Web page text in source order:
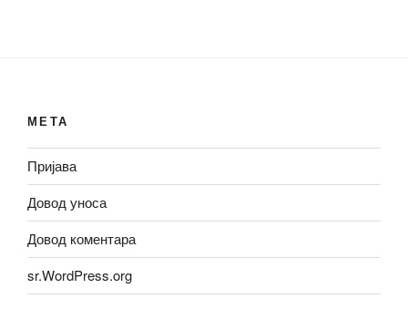
МЕТА
Пријава
Довод уноса
Довод коментара
sr.WordPress.org